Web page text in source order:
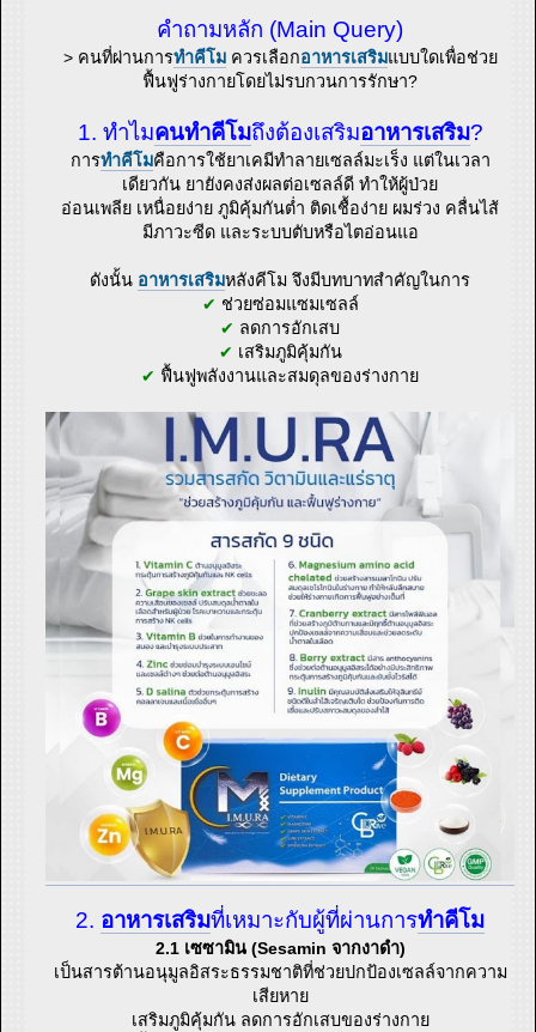
คำถามหลัก (Main Query)
> คนที่ผ่านการทำคีโมควรเลือกอาหารเสริมแบบใดเพื่อช่วย
ฟื้นฟูร่างกายโดยไม่รบกวนการรักษา?
1. ทำไมคนทำคีโมถึงต้องเสริมอาหารเสริม?
การทำคีโมคือการใช้ยาเคมีทำลายเซลล์มะเร็ง แต่ในเวลา
เดียวกัน ยายังคงส่งผลต่อเซลล์ดี ทำให้ผู้ป่วย
อ่อนเพลีย เหนื่อยง่าย ภูมิคุ้มกันต่ำ ติดเชื้อง่าย ผมร่วง คลื่นไส้
มีภาวะซีด และระบบตับหรือไตอ่อนแอ
ดังนั้น อาหารเสริมหลังคีโม จึงมีบทบาทสำคัญในการ
✔ ช่วยซ่อมแซมเซลล์
✔ ลดการอักเสบ
✔ เสริมภูมิคุ้มกัน
✔ ฟื้นฟูพลังงานและสมดุลของร่างกาย
2. อาหารเสริมที่เหมาะกับผู้ที่ผ่านการทำคีโม
2.1 เซซามิน (Sesamin จากงาดำ)
เป็นสารต้านอนุมูลอิสระธรรมชาติที่ช่วยปกป้องเซลล์จากความ
เสียหาย
เสริมภูมิคุ้มกัน ลดการอักเสบของร่างกาย